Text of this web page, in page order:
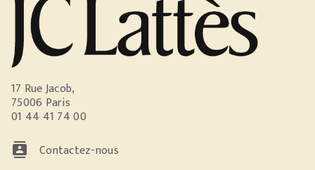
17 Rue Jacob,
75006 Paris
01 44 41 74 00
contacts Contactez-nous